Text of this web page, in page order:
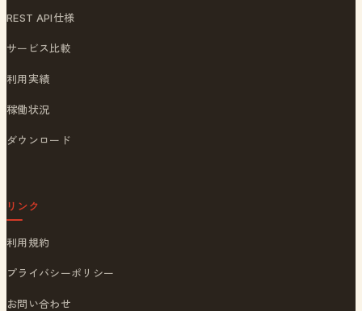
REST API仕様
サービス比較
利用実績
稼働状況
ダウンロード
リンク
利用規約
プライバシーポリシー
お問い合わせ